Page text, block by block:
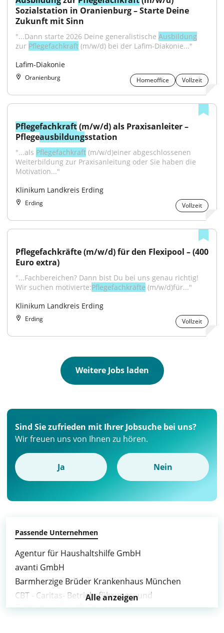
Sozialstation in Oranienburg – Starte Deine
Zukunft mit Sinn
"...Dann starte 2026 Deine generalistische Ausbildung
zur Pflegefachkraft (m/w/d) bei der Lafim-Diakonie..."
Lafim-Diakonie
Oranienburg Homeoffice Vollzeit
Pflegefachkraft (m/w/d) als Praxisanleiter –
Pflegeausbildungsstation
"...als Pflegefachkraft (m/w/d)einer abgeschlossenen
Weiterbildung zur Praxisanleitung oder Sie haben die
Motivation..."
Klinikum Landkreis Erding
Erding Vollzeit
Pflegefachkräfte (m/w/d) für den Flexipool – (400
Euro extra)
"...Fachbereichen? Dann bist Du bei uns genau richtig!
Wir suchen motivierte:Pflegefachkräfte (m/w/d)für..."
Klinikum Landkreis Erding
Erding Vollzeit
Weitere Jobs laden
Sind Sie zufrieden mit Ihrer Jobsuche bei uns?
Wir freuen uns von Ihnen zu hören.
Ja Nein
Passende Unternehmen
Agentur für Haushaltshilfe GmbH
avanti GmbH
Barmherzige Brüder Krankenhaus München
CBT - Caritas- Betriebsführungs- und
Trägergesellschaft GmbH
Alle anzeigen